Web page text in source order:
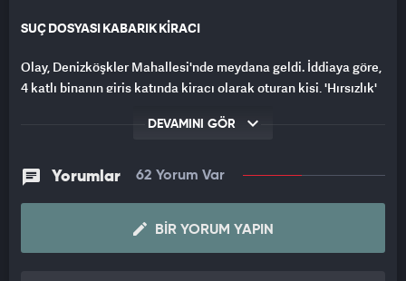
SUÇ DOSYASI KABARIK KİRACI
Olay, Denizköşkler Mahallesi'nde meydana geldi. İddiaya göre,
4 katlı binanın giriş katında kiracı olarak oturan kişi, 'Hırsızlık'
Polis ekiplerinin daha önce de gelerek arama yaptığı ve 7 aydır
yakınlarına da ulaşamadı.
ÇİLİNGİRLE GİRİP SOKAĞA ATTI
2 Temmuz'da çilingirle kapısını açtırdığı dairedeki eşyaları
DEVAMINI GÖR
Yorumlar 62 Yorum Var
BIR YORUM YAPIN